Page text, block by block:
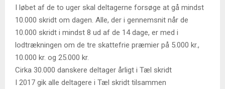
I løbet af de to uger skal deltagerne forsøge at gå mindst
10.000 skridt om dagen. Alle, der i gennemsnit når de
10.000 skridt i mindst 8 ud af de 14 dage, er med i
lodtrækningen om de tre skattefrie præmier på 5.000 kr.,
10.000 kr. og 25.000 kr.
Cirka 30.000 danskere deltager årligt i Tæl skridt
I 2017 gik alle deltagere i Tæl skridt tilsammen